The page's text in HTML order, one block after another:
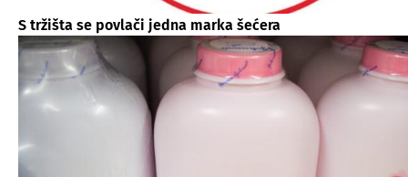
S tržišta se povlači jedna marka šećera